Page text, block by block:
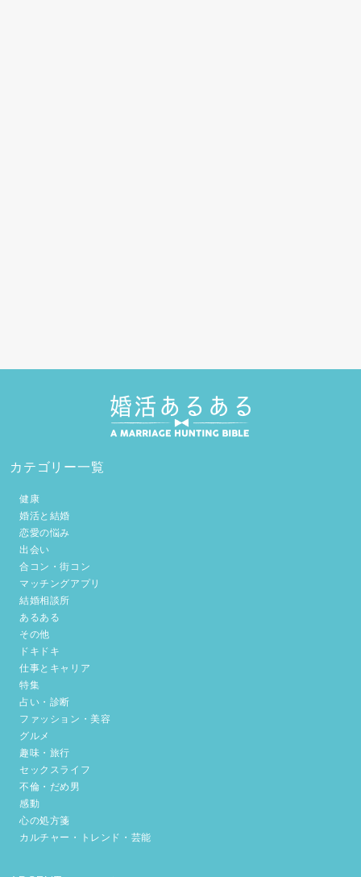
カテゴリー一覧
健康
婚活と結婚
恋愛の悩み
出会い
合コン・街コン
マッチングアプリ
結婚相談所
あるある
その他
ドキドキ
仕事とキャリア
特集
占い・診断
ファッション・美容
グルメ
趣味・旅行
セックスライフ
不倫・だめ男
感動
心の処方箋
カルチャー・トレンド・芸能